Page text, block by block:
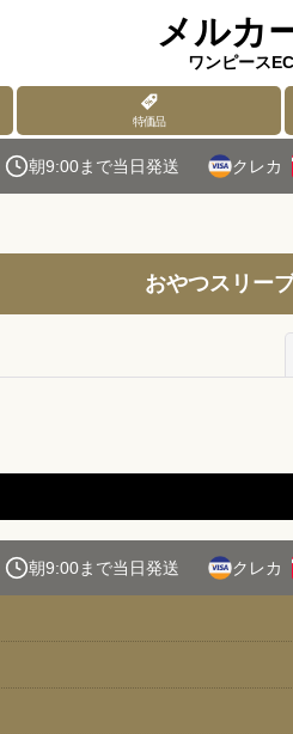
メルカ
ワンピース
特価品
朝9:00まで当日発送 クレカ
おやつスリー
朝9:00まで当日発送 クレカ